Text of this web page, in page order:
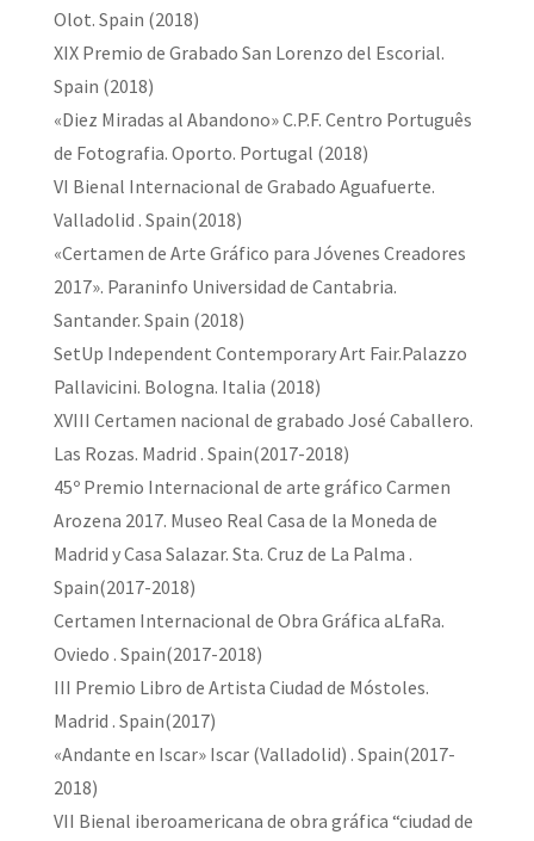
Olot. Spain (2018)
XIX Premio de Grabado San Lorenzo del Escorial.
Spain (2018)
«Diez Miradas al Abandono» C.P.F. Centro Português
de Fotografia. Oporto. Portugal (2018)
VI Bienal Internacional de Grabado Aguafuerte.
Valladolid . Spain(2018)
«Certamen de Arte Gráfico para Jóvenes Creadores
2017». Paraninfo Universidad de Cantabria.
Santander. Spain (2018)
SetUp Independent Contemporary Art Fair.Palazzo
Pallavicini. Bologna. Italia (2018)
XVIII Certamen nacional de grabado José Caballero.
Las Rozas. Madrid . Spain(2017-2018)
45º Premio Internacional de arte gráfico Carmen
Arozena 2017. Museo Real Casa de la Moneda de
Madrid y Casa Salazar. Sta. Cruz de La Palma .
Spain(2017-2018)
Certamen Internacional de Obra Gráfica aLfaRa.
Oviedo . Spain(2017-2018)
III Premio Libro de Artista Ciudad de Móstoles.
Madrid . Spain(2017)
«Andante en Iscar» Iscar (Valladolid) . Spain(2017-
2018)
VII Bienal iberoamericana de obra gráfica “ciudad de